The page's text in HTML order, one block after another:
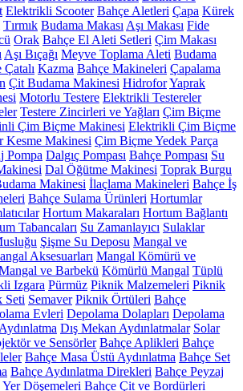
Elektrikli Scooter Bahçe Aletleri Çapa Kürek
Tırmık Budama Makası Aşı Makası Fide
Orak Bahçe El Aleti Setleri Çim Makası
Aşı Bıçağı Meyve Toplama Aleti Budama
Çatalı Kazma Bahçe Makineleri Çapalama
Çit Budama Makinesi HidroforYaprak
Motorlu Testere Elektrikli Testereler
Testere Zincirleri ve Yağları Çim Biçme
Çim Biçme Makinesi Elektrikli Çim Biçme
Kesme Makinesi Çim Biçme Yedek Parça
Pompa Dalgıç Pompası Bahçe Pompası Su
Dal Öğütme Makinesi Toprak Burgu
Makinesi İlaçlama Makineleri Bahçe İş
Bahçe Sulama Ürünleri Hortumlar
Hortum Makaraları Hortum Bağlantı
Tabancaları Su Zamanlayıcı Sulaklar
Şişme Su Deposu Mangal ve
Aksesuarları Mangal Kömürü ve
ve Barbekü Kömürlü Mangal Tüplü
Izgara Pürmüz Piknik Malzemeleri Piknik
Seti Semaver Piknik Örtüleri Bahçe
Evleri Depolama Dolapları Depolama
Dış Mekan Aydınlatmalar Solar
ve Sensörler Bahçe Aplikleri Bahçe
Bahçe Masa Üstü Aydınlatma Bahçe Set
Bahçe Aydınlatma Direkleri Bahçe Peyzaj
Yer Döşemeleri Bahçe Çit ve Bordürleri